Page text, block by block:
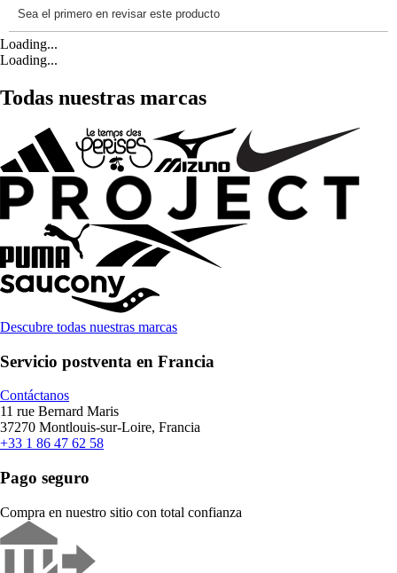
Loading...
Loading...
Todas nuestras marcas
Descubre todas nuestras marcas
Servicio postventa en Francia
Contáctanos
11 rue Bernard Maris
37270 Montlouis-sur-Loire, Francia
+33 1 86 47 62 58
Pago seguro
Compra en nuestro sitio con total confianza